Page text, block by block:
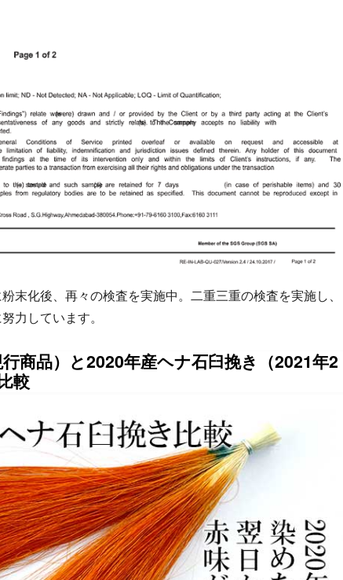
末化後、再々の検査を実施中。二重三重の検査を実施し、
力しています。
商品）と2020年産ヘナ石臼挽き（2021年2
較